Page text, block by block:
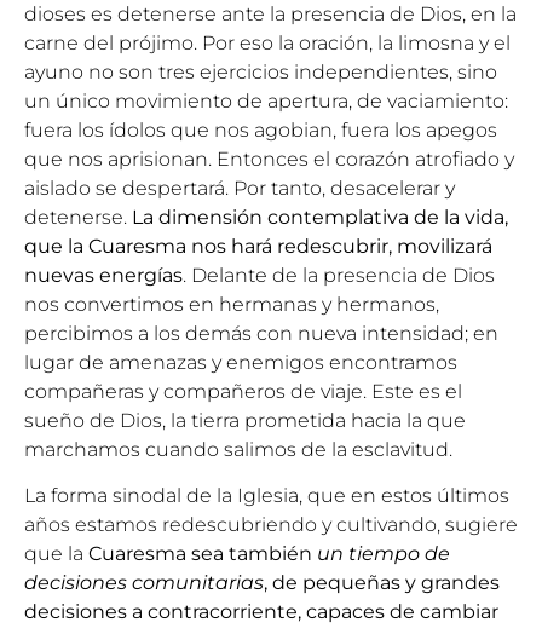
dioses es detenerse ante la presencia de Dios, en la
carne del prójimo. Por eso la oración, la limosna y el
ayuno no son tres ejercicios independientes, sino
un único movimiento de apertura, de vaciamiento:
fuera los ídolos que nos agobian, fuera los apegos
que nos aprisionan. Entonces el corazón atrofiado y
aislado se despertará. Por tanto, desacelerar y
detenerse. La dimensión contemplativa de la vida,
que la Cuaresma nos hará redescubrir, movilizará
nuevas energías. Delante de la presencia de Dios
nos convertimos en hermanas y hermanos,
percibimos a los demás con nueva intensidad; en
lugar de amenazas y enemigos encontramos
compañeras y compañeros de viaje. Este es el
sueño de Dios, la tierra prometida hacia la que
marchamos cuando salimos de la esclavitud.
La forma sinodal de la Iglesia, que en estos últimos
años estamos redescubriendo y cultivando, sugiere
que la Cuaresma sea también un tiempo de
decisiones comunitarias, de pequeñas y grandes
decisiones a contracorriente, capaces de cambiar